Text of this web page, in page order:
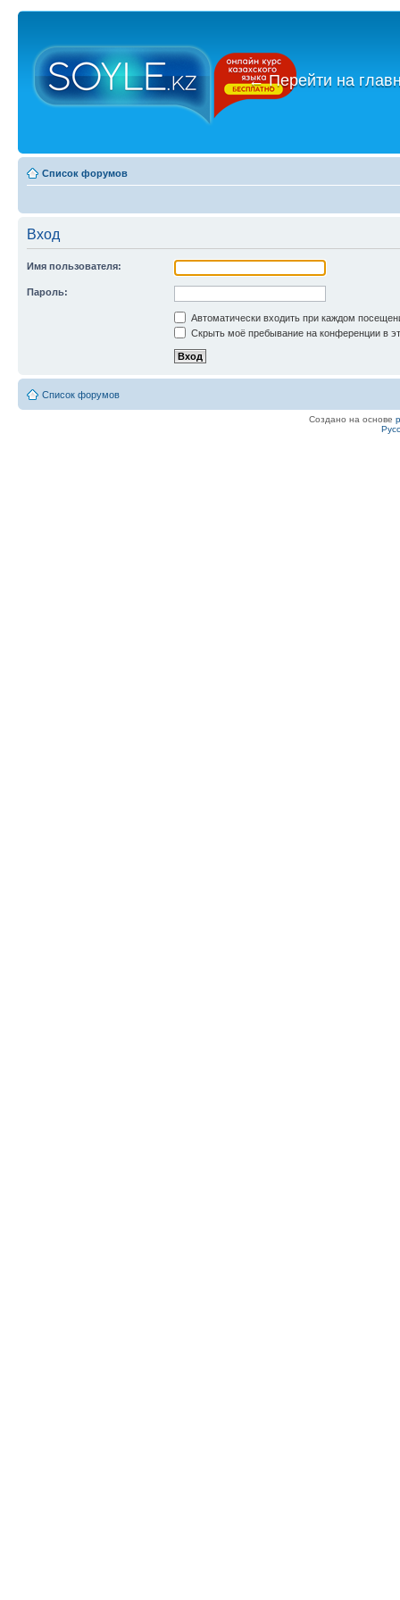
←Перейти на
Список форумов
Вход
Имя пользователя:
Пароль:
Автоматически входить при каждом
Скрыть моё пребывание на конференции в
Список форумов
Создано на основе